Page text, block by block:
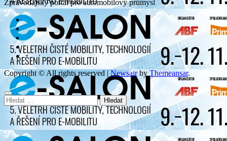
Zpravodajský portál pro automobilový průmysl
Copyright © All rights reserved | Newsairby Themeansar.
Vyhledávání